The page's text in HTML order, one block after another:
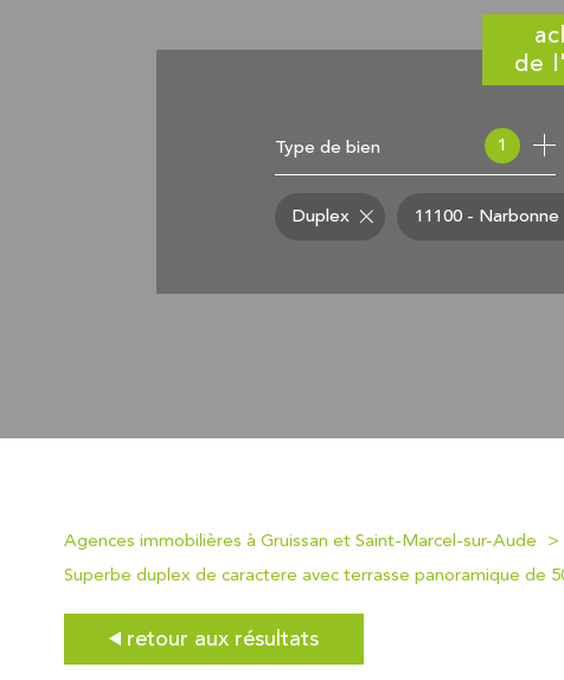
de
Type de bien 1
Duplex 11100 - Narbonne
Agences immobilières à Gruissan et Saint-Marcel-sur-Aude
Superbe duplex de caractere avec terrasse panoramique de
retour aux résultats